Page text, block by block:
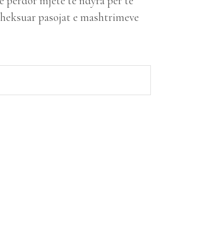
pasojat e mashtrimeve